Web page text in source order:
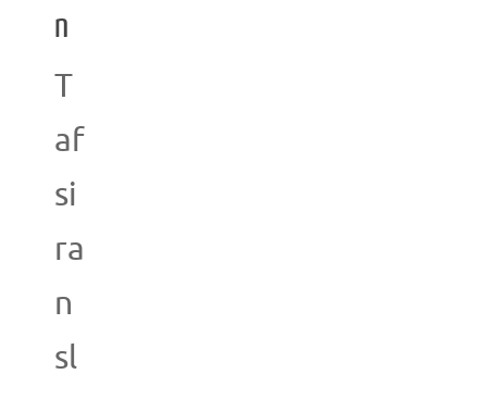
n
T
af
si
ra
n
sl